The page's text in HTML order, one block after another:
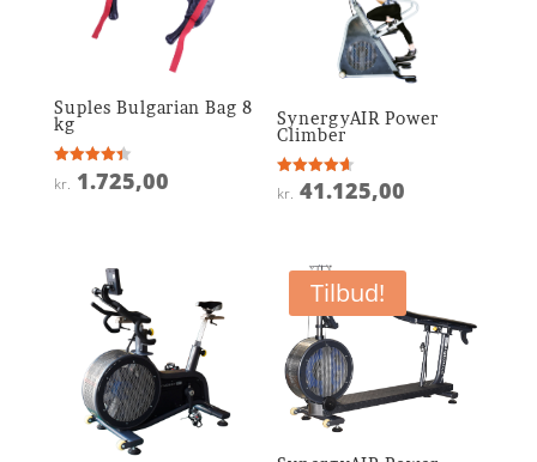
Suples Bulgarian Bag 8
kg
Vurderet
4.4
kr. 1.725,00
SynergyAIR Power
Climber
Vurderet
4.6
kr. 41.125,00
Tilbud!